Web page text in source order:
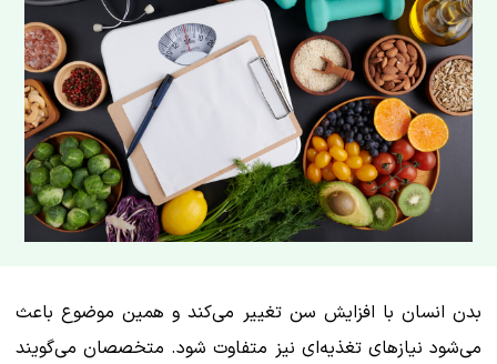
بدن انسان با افزایش سن تغییر می‌کند و همین موضوع باعث
می‌شود نیازهای تغذیه‌ای نیز متفاوت شود. متخصصان می‌گویند